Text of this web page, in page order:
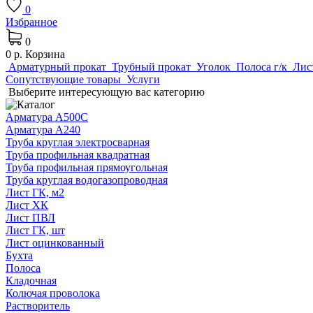
0
Избранное
0
0 р. Корзина
Арматурный прокат Трубный прокат Уголок Полоса г/к
Сопутствующие товары Услуги
Выберите интересующую вас категорию
Арматура А500С
Арматура А240
Труба круглая электросварная
Труба профильная квадратная
Труба профильная прямоугольная
Труба круглая водогазопроводная
Лист ГК, м2
Лист ХК
Лист ПВЛ
Лист ГК, шт
Лист оцинкованный
Бухта
Полоса
Кладочная
Колючая проволока
Растворитель